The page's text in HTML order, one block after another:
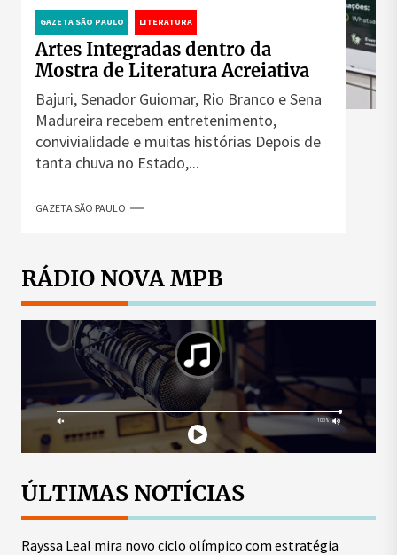
GAZETA SÃO PAULO LITERATURA
Artes Integradas dentro da
Mostra de Literatura Acreiativa
Bajuri, Senador Guiomar, Rio Branco e Sena
Madureira recebem entretenimento,
convivialidade e muitas histórias Depois de
tanta chuva no Estado,...
GAZETA SÃO PAULO
RÁDIO NOVA MPB
ÚLTIMAS NOTÍCIAS
Rayssa Leal mira novo ciclo olímpico com estratégia